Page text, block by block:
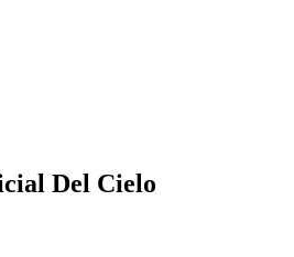
Del Cielo